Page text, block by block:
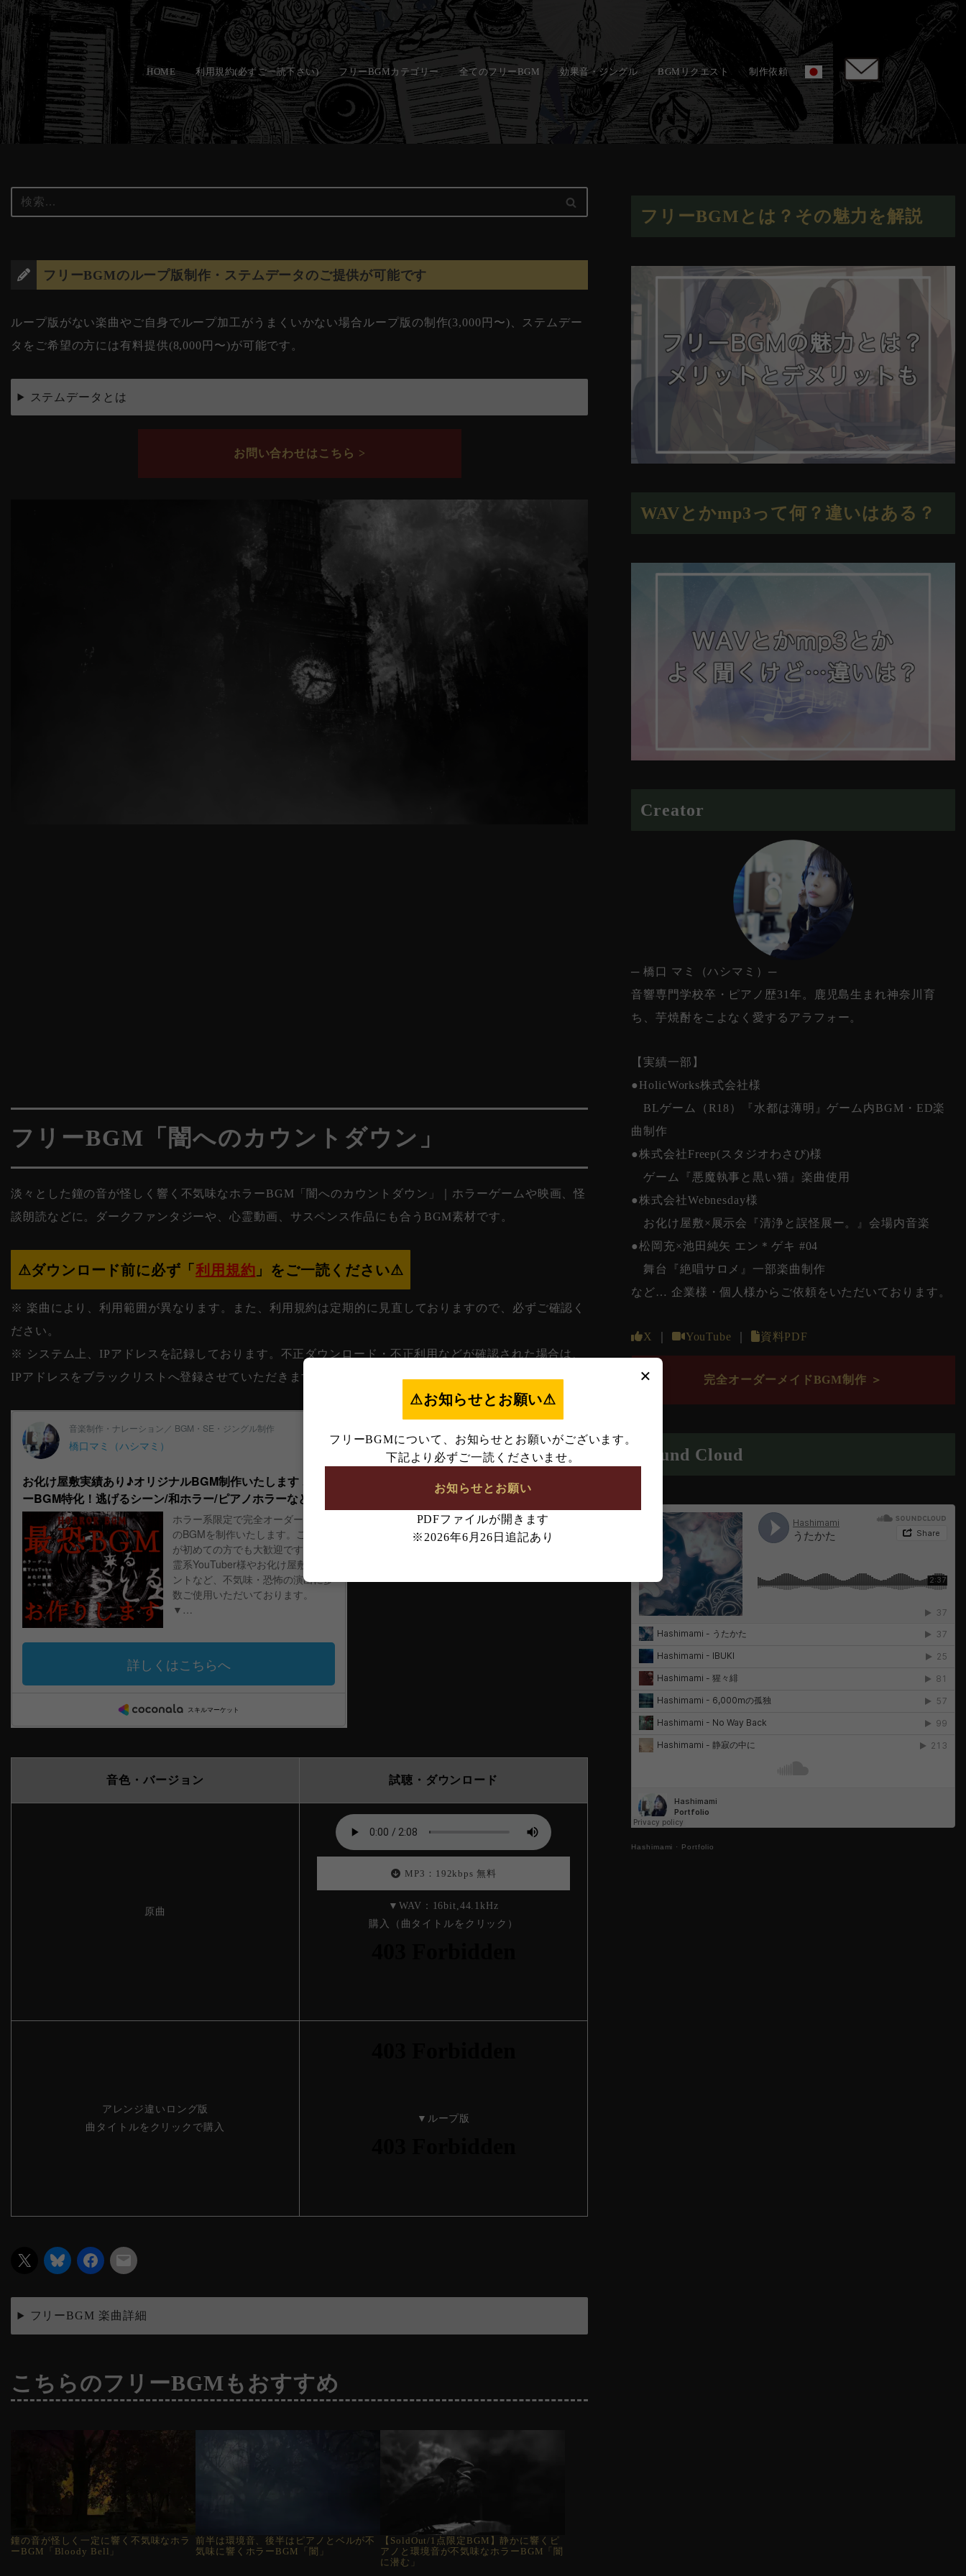
コ
ン
テ
ン
ツ
キ
HOME 利用規約(必ずご一読下さい) フリーBGMカテゴリー 全てのフリーBGM 効果音・ジングル BGMリクエスト 制作依頼
フリーBGMのループ版制作・ステムデータのご提供が可能です
ループ版がない楽曲やご自身でループ加工がうまくいかない場合ループ版の制作(3,000円〜)、ステムデー
タをご希望の方には有料提供(8,000円〜)が可能です。
ステムデータとは
お問い合わせはこちら >
フリーBGM「闇へのカウントダウン」
淡々とした鐘の音が怪しく響く不気味なホラーBGM「闇へのカウントダウン」｜ホラーゲームや映画、怪
談朗読などに。ダークファンタジーや、心霊動画、サスペンス作品にも合うBGM素材です。
⚠︎ダウンロード前に必ず「利用規約 」をご一読ください⚠︎
※ 楽曲により、利用範囲が異なります。また、利用規約は定期的に見直しておりますので、必ずご確認く
ださい。
※ システム上、IPアドレスを記録しております。不正ダウンロード・不正利用などが確認された場合は、
IPアドレスをブラックリストへ登録させていただきます。
音色・バージョン 試聴・ダウンロード
原曲
MP3：192kbps 無料
▼WAV：16bit,44.1kHz
購入（曲タイトルをクリック）
アレンジ違いロング版
曲タイトルをクリックで購入
▼ループ版
フリーBGM 楽曲詳細
こちらのフリーBGMもおすすめ
鐘の音が怪しく一定に響く不気味なホラ
ーBGM「Bloody Bell」
前半は環境音、後半はピアノとベルが不
気味に響くホラーBGM「闇」
【SoldOut/1点限定BGM】静かに響くピ
アノと環境音が不気味なホラーBGM「闇
に潜む」
フリーBGMとは？その魅力を解説
WAVとかmp3って何？違いはある？
Creator
─ 橋口 マミ（ハシマミ）─
音響専門学校卒・ピアノ歴31年。鹿児島生まれ神奈川育
ち、芋焼酎をこよなく愛するアラフォー。
【実績一部】
●HolicWorks株式会社様
BLゲーム（R18）『水都は薄明』ゲーム内BGM・ED楽
曲制作
●株式会社Freep(スタジオわさび)様
ゲーム『悪魔執事と黒い猫』楽曲使用
●株式会社Webnesday様
お化け屋敷×展示会『清浄と誤怪展ー。』会場内音楽
●松岡充×池田純矢 エン＊ゲキ #04
舞台『絶唱サロメ』一部楽曲制作
など… 企業様・個人様からご依頼をいただいております。
X YouTube 資料PDF
完全オーダーメイドBGM制作 ＞
Sound Cloud
Hashimami · Portfolio
×
⚠︎お知らせとお願い⚠︎
フリーBGMについて、お知らせとお願いがございます。
下記より必ずご一読くださいませ。
お知らせとお願い
PDFファイルが開きます
※2026年6月26日追記あり